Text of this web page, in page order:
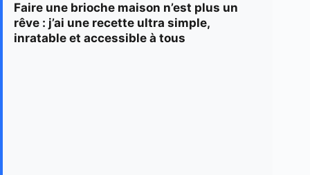
Faire une brioche maison n’est plus un
rêve : j’ai une recette ultra simple,
inratable et accessible à tous